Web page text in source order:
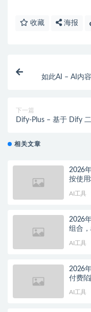
收藏 海报
如此AI – AI内
下一篇
Dify-Plus – 基于 Dify
相关文章
2026
按使
AI工具
2026
组合
AI工具
2026
付费
AI工具